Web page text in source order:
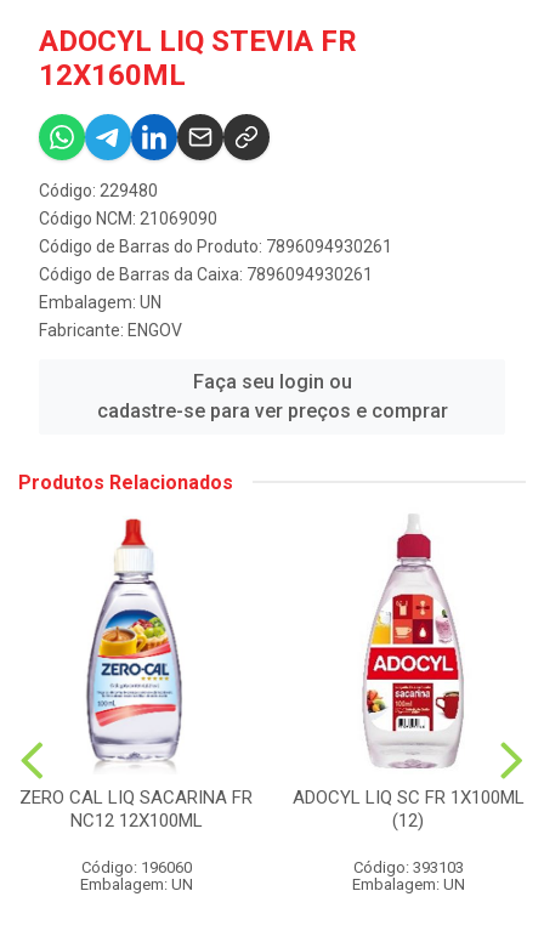
ADOCYL LIQ STEVIA FR
12X160ML
Código: 229480
Código NCM: 21069090
Código de Barras do Produto: 7896094930261
Código de Barras da Caixa: 7896094930261
Embalagem: UN
Fabricante: ENGOV
Faça seu login ou
cadastre-se para ver preços e comprar
Produtos Relacionados
ZERO CAL LIQ SACARINA FR
NC12 12X100ML
Código: 196060
Embalagem: UN
ADOCYL LIQ SC FR 1X100ML
(12)
Código: 393103
Embalagem: UN